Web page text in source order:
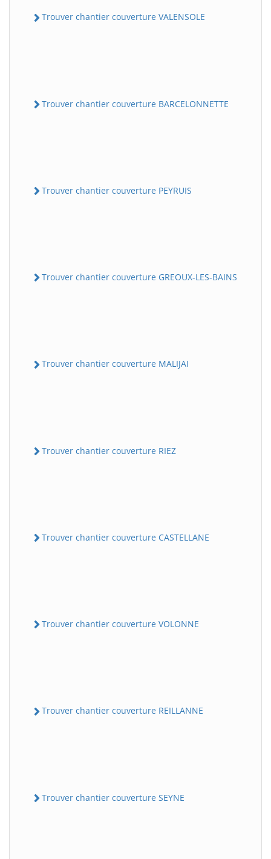
Trouver chantier couverture VALENSOLE
Trouver chantier couverture BARCELONNETTE
Trouver chantier couverture PEYRUIS
Trouver chantier couverture GREOUX-LES-BAINS
Trouver chantier couverture MALIJAI
Trouver chantier couverture RIEZ
Trouver chantier couverture CASTELLANE
Trouver chantier couverture VOLONNE
Trouver chantier couverture REILLANNE
Trouver chantier couverture SEYNE